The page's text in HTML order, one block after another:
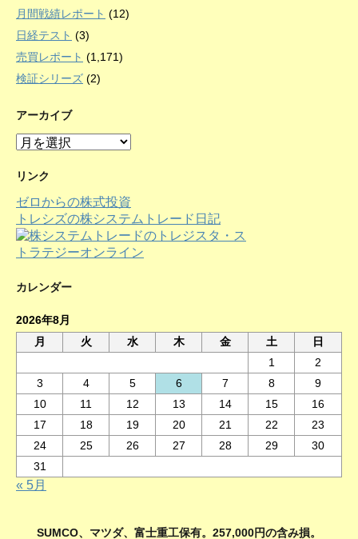
月間戦績レポート (12)
日経テスト (3)
売買レポート (1,171)
検証シリーズ (2)
アーカイブ
ア
カ
ブ
リンク
ゼロからの株式投資
トレシズの株システムトレード日記
カレンダー
2026年8月
月
火 水 木 金 土
日
1
2
3
4 5 6 7 8
9
10
11 12 13 14 15
16
17
18 19 20 21 22
23
24
25 26 27 28 29
30
31
« 5月
SUMCO、マツダ、富士重工保有。257,000円の含み損。